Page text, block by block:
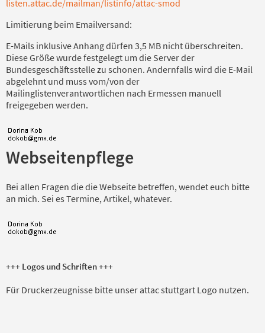
listen.attac.de/mailman/listinfo/attac-smod
Limitierung beim Emailversand:
E-Mails inklusive Anhang dürfen 3,5 MB nicht überschreiten.
Diese Größe wurde festgelegt um die Server der
Bundesgeschäftsstelle zu schonen. Andernfalls wird die E-Mail
abgelehnt und muss vom/von der
Mailinglistenverantwortlichen nach Ermessen manuell
freigegeben werden.
Webseitenpflege
Bei allen Fragen die die Webseite betreffen, wendet euch bitte
an mich. Sei es Termine, Artikel, whatever.
+++ Logos und Schriften +++
Für Druckerzeugnisse bitte unser attac stuttgart Logo nutzen.